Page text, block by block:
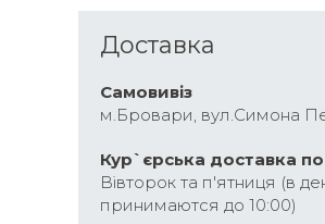
Доставка
Самовивіз
м.Бровари, вул.Симона
Кур`єрська доставка
Вівторок та п'ятниця (в
принимаются до 10:00)